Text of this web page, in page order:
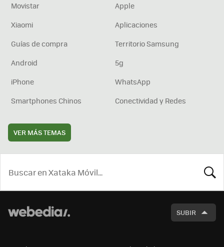
Movistar
Apple
Xiaomi
Aplicaciones
Guías de compra
Territorio Samsung
Android
5g
iPhone
WhatsApp
Smartphones Chinos
Conectividad y Redes
VER MÁS TEMAS
SUBIR